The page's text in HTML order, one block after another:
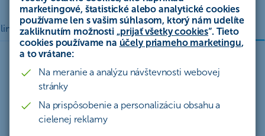
marketingové, štatistické alebo analytické cookies
používame len s vašim súhlasom, ktorý nám udelíte
zakliknutím možnosti „prijať všetky cookies“. Tieto
cookies používame na účely priameho marketingu,
a to vrátane:
Na meranie a analýzu návštevnosti webovej
stránky
Na prispôsobenie a personalizáciu obsahu a
cielenej reklamy
Ďalšie možnosti Často kladené otázky Blog
Možnosti využitia výnosu z vašej
budúcej investície